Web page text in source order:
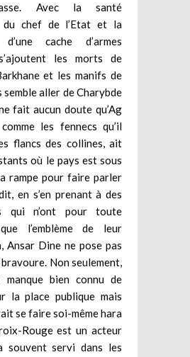
Avec la santé
du chef de l’Etat et la
cache d’armes
les morts de
et les manifs de
semble aller de Charybde
fait aucun doute qu’Ag
les fennecs qu’il
flancs des collines, ait
où le pays est sous
rampe pour faire parler
en s’en prenant à des
qui n’ont pour toute
l’emblème de leur
Ansar Dine ne pose pas
Non seulement,
bien connu de
la place publique mais
se faire soi-même hara
Rouge est un acteur
souvent servi dans les